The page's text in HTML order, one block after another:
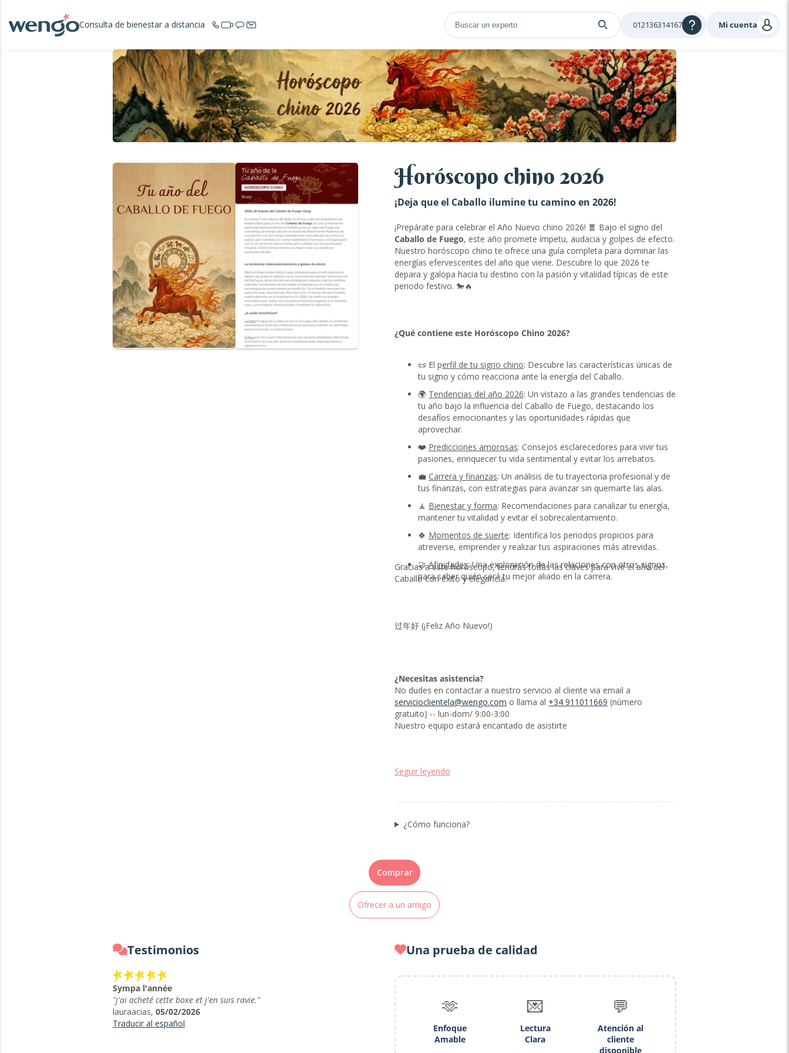
Consulta de bienestar a distancia Mi cuenta
012136314167
Horóscopo chino 2026
¡Deja que el Caballo ilumine tu camino en 2026!
¡Prepárate para celebrar el Año Nuevo chino 2026! 🧧 Bajo el signo del
Caballo de Fuego, este año promete ímpetu, audacia y golpes de efecto.
Nuestro horóscopo chino te ofrece una guía completa para dominar las
energías efervescentes del año que viene. Descubre lo que 2026 te
depara y galopa hacia tu destino con la pasión y vitalidad típicas de este
periodo festivo. 🐎🔥
¿Qué contiene este Horóscopo Chino 2026?
📜 El perfil de tu signo chino: Descubre las características únicas de
tu signo y cómo reacciona ante la energía del Caballo.
🌍 Tendencias del año 2026: Un vistazo a las grandes tendencias de
tu año bajo la influencia del Caballo de Fuego, destacando los
desafíos emocionantes y las oportunidades rápidas que
aprovechar.
❤️ Predicciones amorosas: Consejos esclarecedores para vivir tus
pasiones, enriquecer tu vida sentimental y evitar los arrebatos.
💼 Carrera y finanzas: Un análisis de tu trayectoria profesional y de
tus finanzas, con estrategias para avanzar sin quemarte las alas.
🧘 Bienestar y forma: Recomendaciones para canalizar tu energía,
mantener tu vitalidad y evitar el sobrecalentamiento.
🍀 Momentos de suerte: Identifica los periodos propicios para
atreverse, emprender y realizar tus aspiraciones más atrevidas.
🤝Afinidades: Una exploración de las relaciones con otros signos,
para saber quién será tu mejor aliado en la carrera.
Gracias a este horóscopo, tendrás todas las claves para vivir el año del
Caballo con éxito y elegancia.
过年好 (¡Feliz Año Nuevo!)
¿Necesitas asistencia?
No dudes en contactar a nuestro servicio al cliente via email a
servicioclientela@wengo.com o llama al +34 911011669
gratuito) -- lun-dom/ 9:00-3:00
Nuestro equipo estará encantado de asistirte
Seguir leyendo
¿Cómo funciona?
Comprar
Ofrecer a un amigo
Testimonios
Sympa l'année
"j'ai acheté cette boxe et j'en suis ravie."
lauraacias, 05/02/2026
Traducir al español
Una prueba de calidad
🫶
Enfoque
Amable
💌
Lectura
Clara
💬
Atención al
cliente
disponible